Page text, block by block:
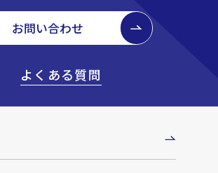
お問い合わせ
よくある質問